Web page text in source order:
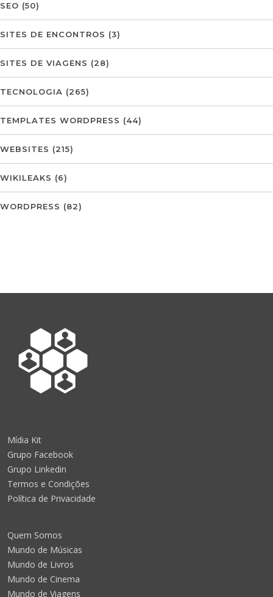
SEO (50)
SITES DE ENCONTROS (3)
SITES DE VIAGENS (28)
TECNOLOGIA (265)
TEMPLATES WORDPRESS (44)
WEBSITES (215)
WIKILEAKS (6)
WORDPRESS (82)
Mídia Kit
Grupo Facebook
Grupo Linkedin
Termos e Condições
Política de Privacidade
Quem Somos
Mundo de Músicas
Mundo de Livros
Mundo de Cinema
Mundo de Viagens